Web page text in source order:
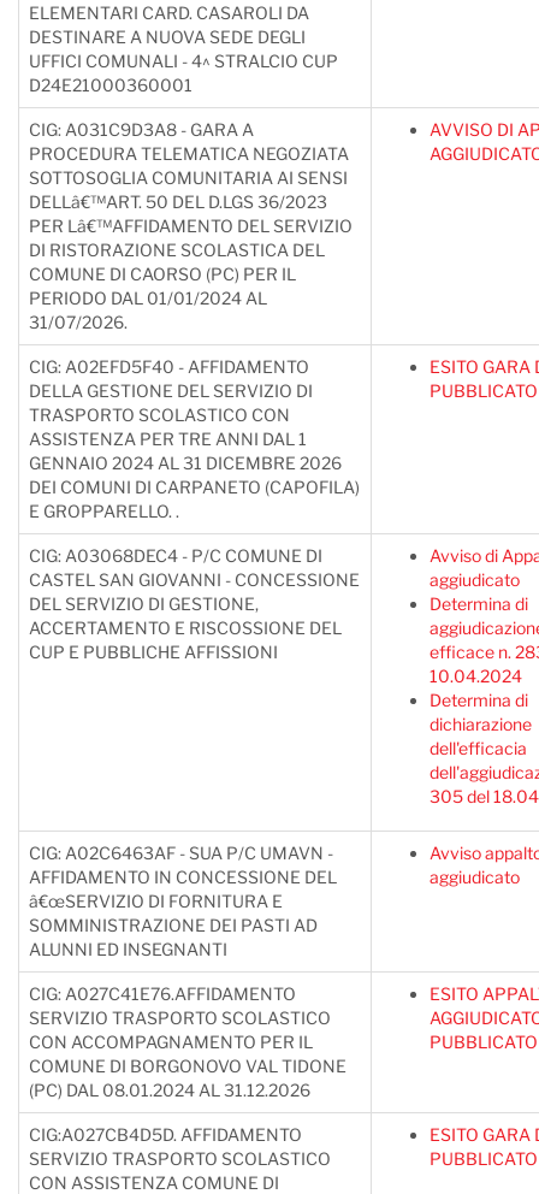
ELEMENTARI CARD. CASAROLI DA
DESTINARE A NUOVA SEDE DEGLI
UFFICI COMUNALI - 4^ STRALCIO CUP
D24E21000360001
CIG: A031C9D3A8 - GARA A
PROCEDURA TELEMATICA NEGOZIATA
SOTTOSOGLIA COMUNITARIA AI SENSI
DELLâ€™ART. 50 DEL D.LGS 36/2023
PER Lâ€™AFFIDAMENTO DEL SERVIZIO
DI RISTORAZIONE SCOLASTICA DEL
COMUNE DI CAORSO (PC) PER IL
PERIODO DAL 01/01/2024 AL
31/07/2026.
AVVISO DI
CIG: A02EFD5F40 - AFFIDAMENTO
DELLA GESTIONE DEL SERVIZIO DI
TRASPORTO SCOLASTICO CON
ASSISTENZA PER TRE ANNI DAL 1
GENNAIO 2024 AL 31 DICEMBRE 2026
DEI COMUNI DI CARPANETO (CAPOFILA)
E GROPPARELLO. .
ESITO GARA
CIG: A03068DEC4 - P/C COMUNE DI
CASTEL SAN GIOVANNI - CONCESSIONE
DEL SERVIZIO DI GESTIONE,
ACCERTAMENTO E RISCOSSIONE DEL
CUP E PUBBLICHE AFFISSIONI
Avviso di
aggiudicato
Determina di
efficace n.
10.04.2024
Determina di
dichiarazione
dell'efficacia
305 del
CIG: A02C6463AF - SUA P/C UMAVN -
AFFIDAMENTO IN CONCESSIONE DEL
â€œSERVIZIO DI FORNITURA E
SOMMINISTRAZIONE DEI PASTI AD
ALUNNI ED INSEGNANTI
Avviso
aggiudicato
CIG: A027C41E76.AFFIDAMENTO
SERVIZIO TRASPORTO SCOLASTICO
CON ACCOMPAGNAMENTO PER IL
COMUNE DI BORGONOVO VAL TIDONE
(PC) DAL 08.01.2024 AL 31.12.2026
ESITO
CIG:A027CB4D5D. AFFIDAMENTO
SERVIZIO TRASPORTO SCOLASTICO
CON ASSISTENZA COMUNE DI
ESITO GARA